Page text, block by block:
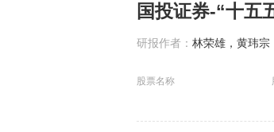
国投证券-“十五
研报作者： 林荣雄，黄玮宗
股票名称